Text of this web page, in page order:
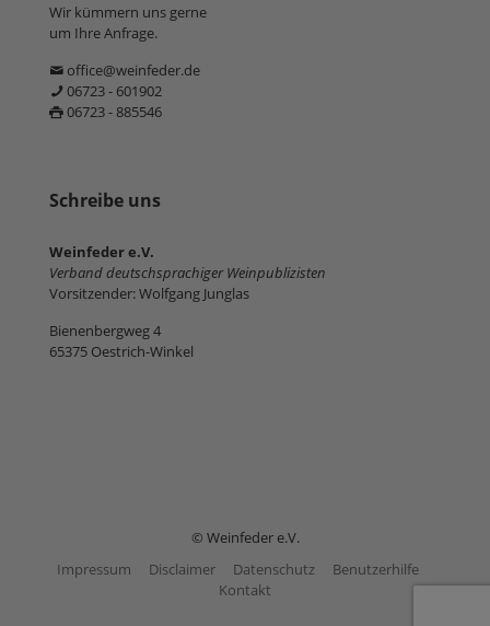
Wir kümmern uns gerne
um Ihre Anfrage.
office@weinfeder.de
06723 - 601902
06723 - 885546
Schreibe uns
Weinfeder e.V.
Verband deutschsprachiger Weinpublizisten
Vorsitzender: Wolfgang Junglas
Bienenbergweg 4
65375 Oestrich-Winkel
© Weinfeder e.V.
Impressum
Disclaimer Datenschutz
Benutzerhilfe
Kontakt